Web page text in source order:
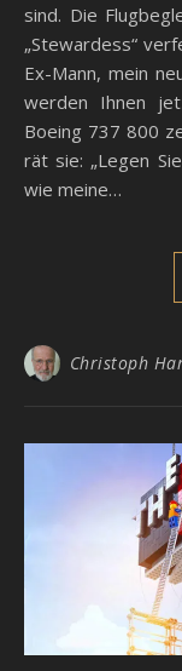
sind. Die
„Stewardess“
Ex-Mann, mein
werden Ihnen
Boeing 737 800
rät sie: „Legen
wie meine…
Christoph